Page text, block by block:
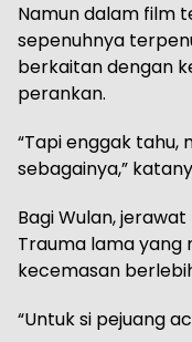
Namun dalam film
sepenuhnya
berkaitan dengan
perankan.
“Tapi enggak tahu,
sebagainya,”
Bagi Wulan,
Trauma lama yang
kecemasan
“Untuk si pejuang